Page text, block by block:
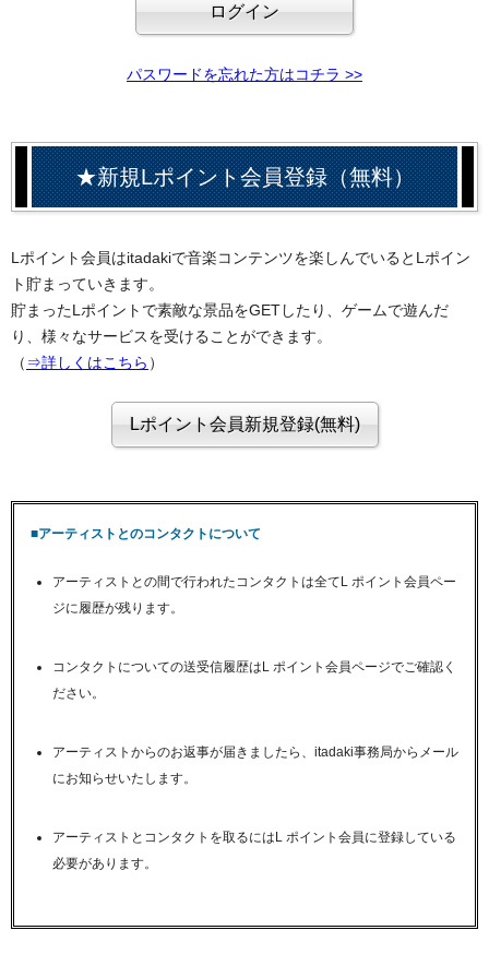
パスワードを忘れた方はコチラ >>
★新規Lポイント会員登録（無料）
Lポイント会員はitadakiで音楽コンテンツを楽しんでいるとLポイン
ト貯まっていきます。
貯まったLポイントで素敵な景品をGETしたり、ゲームで遊んだ
り、様々なサービスを受けることができます。
（ ⇒詳しくはこちら ）
■アーティストとのコンタクトについて
アーティストとの間で行われたコンタクトは全てL ポイント会員ペー
ジに履歴が残ります。
コンタクトについての送受信履歴はL ポイント会員ページでご確認く
ださい。
アーティストからのお返事が届きましたら、itadaki事務局からメール
にお知らせいたします。
アーティストとコンタクトを取るにはL ポイント会員に登録している
必要があります。